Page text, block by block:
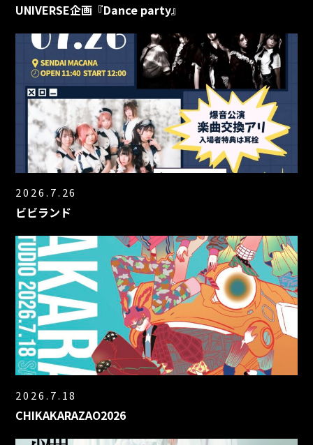
UNIVERSE企画『Dance party』
2026.7.26
ビビランド
2026.7.18
CHIKAKARAZAO2026